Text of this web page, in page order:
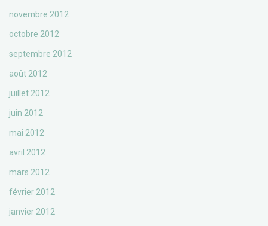
novembre 2012
octobre 2012
septembre 2012
août 2012
juillet 2012
juin 2012
mai 2012
avril 2012
mars 2012
février 2012
janvier 2012